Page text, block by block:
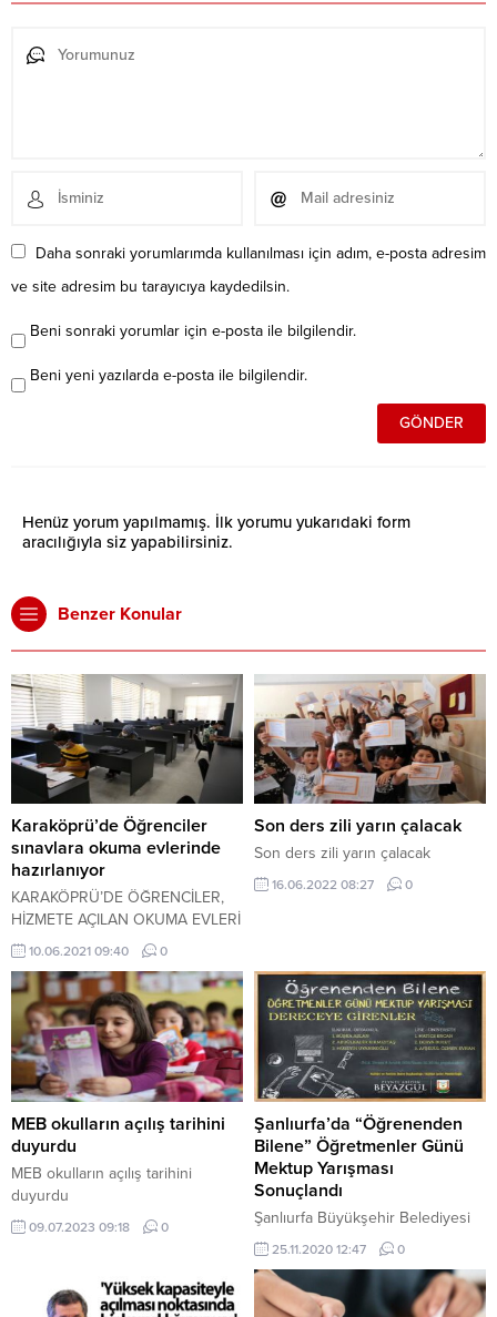
Daha sonraki yorumlarımda kullanılması için adım, e-posta adresim
ve site adresim bu tarayıcıya kaydedilsin.
Beni sonraki yorumlar için e-posta ile bilgilendir.
Beni yeni yazılarda e-posta ile bilgilendir.
Henüz yorum yapılmamış. İlk yorumu yukarıdaki form
aracılığıyla siz yapabilirsiniz.
Benzer Konular
Karaköprü’de Öğrenciler
sınavlara okuma evlerinde
hazırlanıyor
KARAKÖPRÜ’DE ÖĞRENCİLER,
HİZMETE AÇILAN OKUMA EVLERİ
VE HALK KÜTÜPHANESİNDE
DERS ÇALIŞARAK SINAVLARA
HAZIRLANIYOR.
10.06.2021 09:40 0
Son ders zili yarın çalacak
Son ders zili yarın çalacak
16.06.2022 08:27 0
MEB okulların açılış tarihini
duyurdu
MEB okulların açılış tarihini
duyurdu
09.07.2023 09:18 0
Şanlıurfa’da “Öğrenenden
Bilene” Öğretmenler Günü
Mektup Yarışması
Sonuçlandı
Şanlıurfa Büyükşehir Belediyesi
24 Kasım Öğretmenler Günü
dolayısıyla bir nostaljiyi
canlandırarak mektup yarışması
düzenledi.
25.11.2020 12:47 0